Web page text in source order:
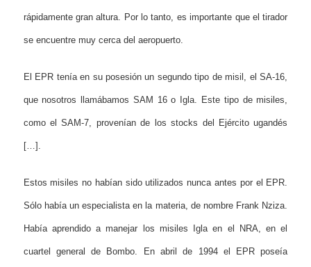
rápidamente gran altura. Por lo tanto, es importante que el tirador
se encuentre muy cerca del aeropuerto.
El EPR tenía en su posesión un segundo tipo de misil, el SA-16,
que nosotros llamábamos SAM 16 o Igla. Este tipo de misiles,
como el SAM-7, provenían de los stocks del Ejército ugandés
[…].
Estos misiles no habían sido utilizados nunca antes por el EPR.
Sólo había un especialista en la materia, de nombre Frank Nziza.
Había aprendido a manejar los misiles Igla en el NRA, en el
cuartel general de Bombo. En abril de 1994 el EPR poseía